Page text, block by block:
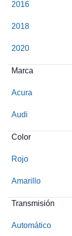
2016
2018
2020
Marca
Acura
Audi
Color
Rojo
Amarillo
Transmisión
Automático